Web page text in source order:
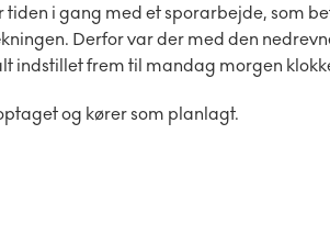
tiden i gang med et sporarbejde, som
Derfor var der med den
indstillet frem til mandag morgen
og kører som planlagt.